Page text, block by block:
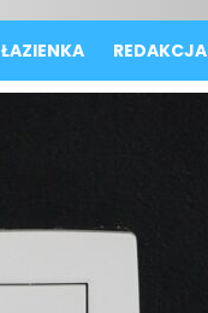
ŁAZIENKA REDAKCJA